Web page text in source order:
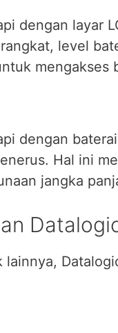
dengan layar
level
dengan
Hal ini
jangka